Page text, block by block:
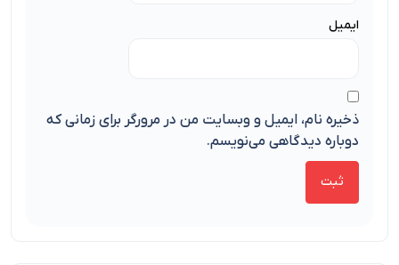
ایمیل
ذخیره نام، ایمیل و وبسایت من در مرورگر برای زمانی که
دوباره دیدگاهی می‌نویسم.